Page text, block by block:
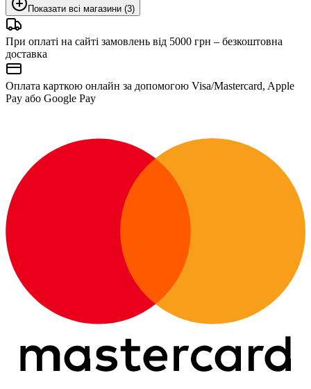
Показати всі магазини (3)
При оплаті на сайті замовлень від 5000 грн – безкоштовна
доставка
Оплата карткою онлайн за допомогою Visa/Mastercard, Apple
Pay або Google Pay